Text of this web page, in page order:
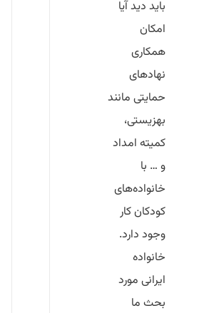
باید دید آیا
امکان
همکاری
نهادهای
حمایتی مانند
بهزیستی،
کمیته امداد
و … با
خانواده‌های
کودکان کار
وجود دارد.
خانواده
ایرانی مورد
بحث ما